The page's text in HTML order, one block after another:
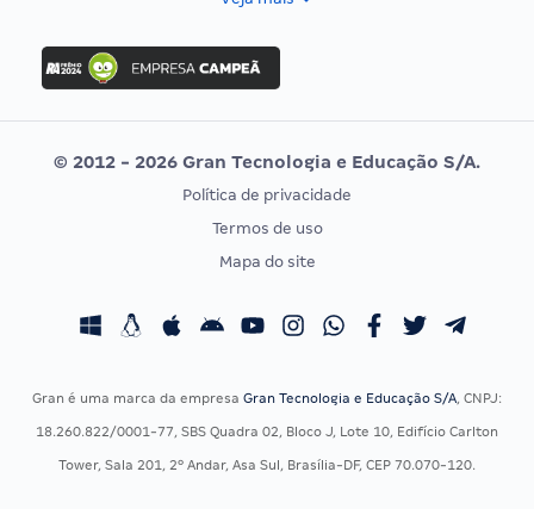
Concurso Ibama
Concurso MPU
Editais publicados
Vunesp
CONCURSOS POR PROFISSÃO
Concursos Fiscais
EXAME DE ORDEM
Calendário OAB
© 2012 - 2026 Gran Tecnologia e Educação S/A.
Política de privacidade
Termos de uso
Mapa do site
Gran é uma marca da empresa Gran Tecnologia e Educação S/A, CNPJ:
18.260.822/0001-77, SBS Quadra 02, Bloco J, Lote 10, Edifício Carlton
Tower, Sala 201, 2º Andar, Asa Sul, Brasília-DF, CEP 70.070-120.